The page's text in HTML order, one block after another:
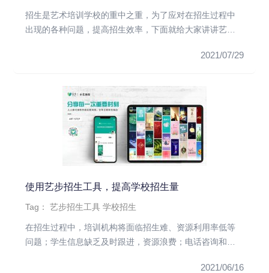
招生是艺术培训学校的重中之重，为了应对在招生过程中
出现的各种问题，提高招生效率，下面就给大家讲讲艺术
2021/07/29
使用艺步招生工具，提高学校招生量
Tag：艺步招生工具 学校招生
在招生过程中，培训机构将面临招生难、资源利用率低等
问题；学生信息缺乏及时跟进，资源浪费；电话咨询和地
2021/06/16